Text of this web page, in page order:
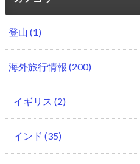
登山 (1)
海外旅行情報 (200)
イギリス (2)
インド (35)